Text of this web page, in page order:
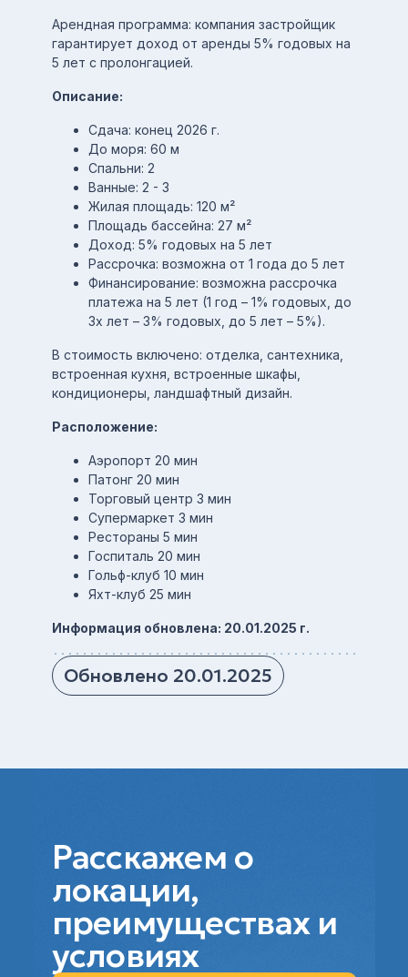
Арендная программа: компания застройщик
гарантирует доход от аренды 5% годовых на
5 лет с пролонгацией.
Описание:
Сдача: конец 2026 г.
До моря: 60 м
Спальни: 2
Ванные: 2 - 3
Жилая площадь: 120 м²
Площадь бассейна: 27 м²
Доход: 5% годовых на 5 лет
Рассрочка: возможна от 1 года до 5 лет
Финансирование: возможна рассрочка
платежа на 5 лет (1 год – 1% годовых, до
3х лет – 3% годовых, до 5 лет – 5%).
В стоимость включено: отделка, сантехника,
встроенная кухня, встроенные шкафы,
кондиционеры, ландшафтный дизайн.
Расположение:
Аэропорт 20 мин
Патонг 20 мин
Торговый центр 3 мин
Супермаркет 3 мин
Рестораны 5 мин
Госпиталь 20 мин
Гольф-клуб 10 мин
Яхт-клуб 25 мин
Информация обновлена: 20.01.2025 г.
Обновлено 20.01.2025
Расскажем о
локации,
преимуществах и
условиях